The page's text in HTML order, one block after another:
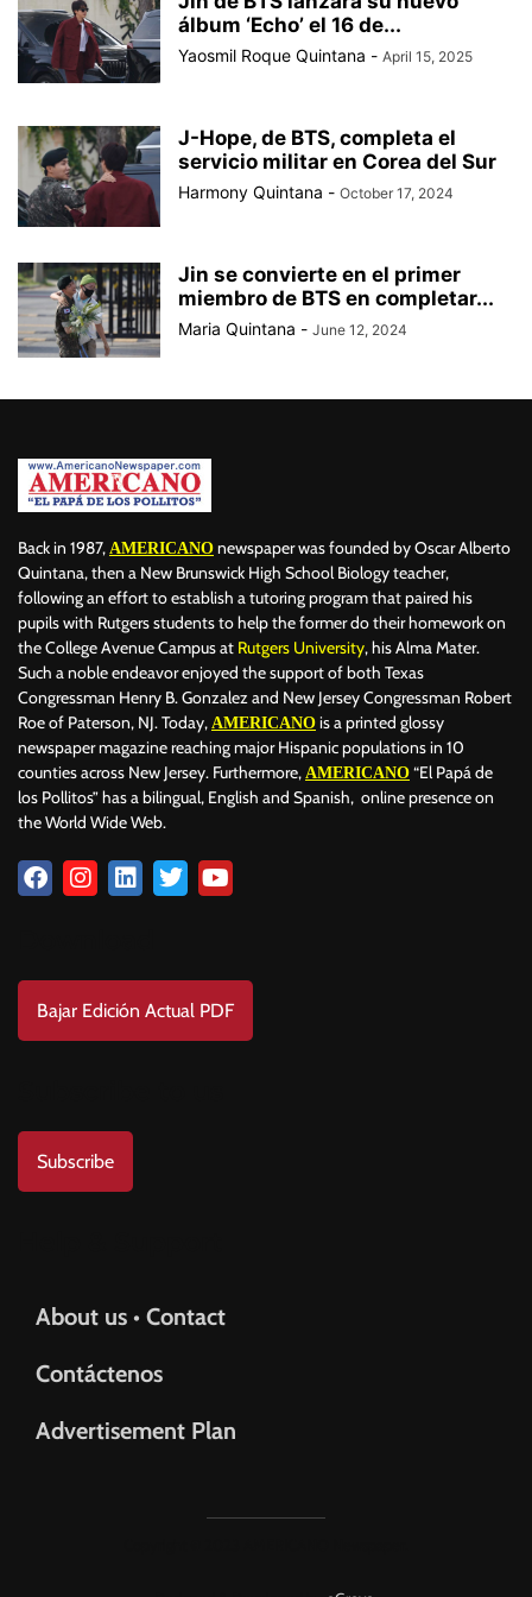
BALÓN DE ORO
álbum ‘Echo’ el 16 de...
Yaosmil Roque Quintana - April 15, 2025
J-Hope, de BTS, completa el
servicio militar en Corea del Sur
Harmony Quintana - October 17, 2024
Jin se convierte en el primer
miembro de BTS en completar...
Maria Quintana - June 12, 2024
Back in 1987, AMERICANO newspaper was founded by Oscar Alberto
Quintana, then a New Brunswick High School Biology teacher,
following an effort to establish a tutoring program that paired his
pupils with Rutgers students to help the former do their homework on
the College Avenue Campus at Rutgers University, his Alma Mater.
Such a noble endeavor enjoyed the support of both Texas
Congressman Henry B. Gonzalez and New Jersey Congressman Robert
Roe of Paterson, NJ. Today, AMERICANO is a printed glossy
newspaper magazine reaching major Hispanic populations in 10
counties across New Jersey. Furthermore, AMERICANO “El Papá de
los Pollitos” has a bilingual, English and Spanish, online presence on
the World Wide Web.
Bajar Edición Actual PDF
Subscribe
About us • Contact
Contáctenos
Advertisement Plan